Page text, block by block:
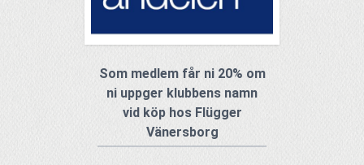
Som medlem får ni 20% om
ni uppger klubbens namn
vid köp hos Flügger
Vänersborg